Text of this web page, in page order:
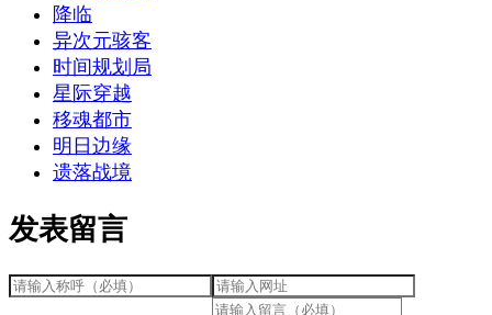
降临
异次元骇客
时间规划局
星际穿越
移魂都市
明日边缘
遗落战境
发表留言